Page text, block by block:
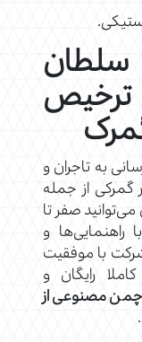
ترخیص
به تاجران و
گمرکی از جمله
صفر تا
راهنمایی‌ها و
با موفقیت
رایگان و
مصنوعی از